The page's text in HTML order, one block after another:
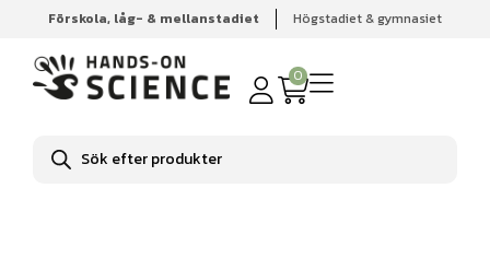
Förskola, låg- & mellanstadiet Högstadiet & gymnasiet
0
Produktsökning
Hem Högstadiet & gymnasiet Fysik
Magnetism
Magnetfältsplatta